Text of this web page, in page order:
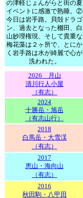
の津軽じょんがらと街の夏
イベントに感激で熟睡。②
今日は岩手路。貝殻ドラゴ
ン、過去となった棚田、白
山妙理権現、そして貴重な
梅花藻は２ヶ所で、とにか
く岩手路は水が綺麗で心が
洗われた。
2026 月山
清川行人小屋
（有志）
2024
十勝岳・旭岳
（有志山行）
2018
白馬岳・大雪渓
（有志）
2017
恵山・海向山
（有志）
2016
秋田駒・八甲田